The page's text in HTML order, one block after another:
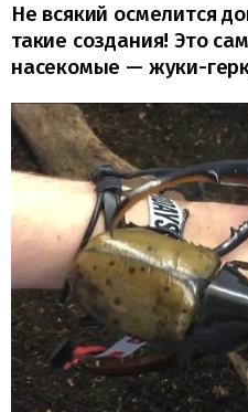
Не всякий осмелится
такие создания! Это
насекомые — жуки-